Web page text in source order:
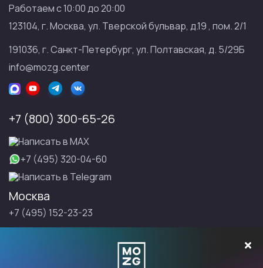
Работаем с 10:00 до 20:00
123104, г. Москва, ул. Тверской бульвар, д.19 , пом. 2/1
191036, г. Санкт-Петербург, ул. Полтавская, д. 5/29Б
info@mozg.center
+7 (800) 300-65-26
Написать в МАХ
+7 (495) 320-04-60
Написать в Telegram
Москва
+7 (495) 152-23-23
Санкт-Петербург